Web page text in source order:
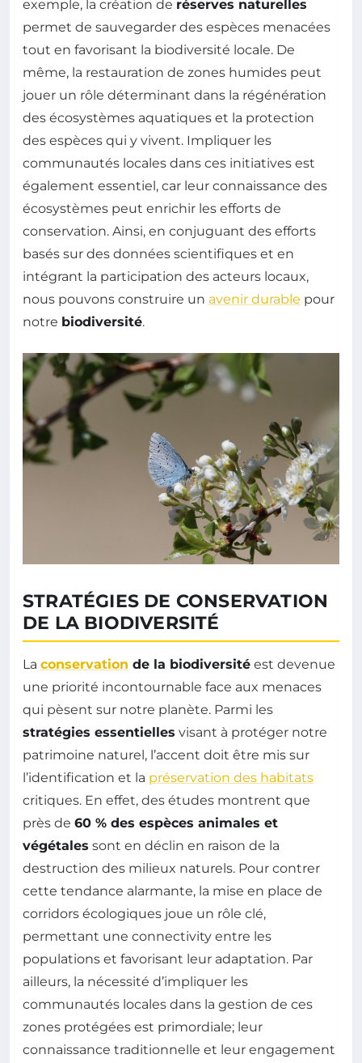
exemple, la création de réserves naturelles
permet de sauvegarder des espèces menacées
tout en favorisant la biodiversité locale. De
même, la restauration de zones humides peut
jouer un rôle déterminant dans la régénération
des écosystèmes aquatiques et la protection
des espèces qui y vivent. Impliquer les
communautés locales dans ces initiatives est
également essentiel, car leur connaissance des
écosystèmes peut enrichir les efforts de
conservation. Ainsi, en conjuguant des efforts
basés sur des données scientifiques et en
intégrant la participation des acteurs locaux,
nous pouvons construire un avenir durable pour
notre biodiversité.
STRATÉGIES DE CONSERVATION
DE LA BIODIVERSITÉ
La conservation de la biodiversité est devenue
une priorité incontournable face aux menaces
qui pèsent sur notre planète. Parmi les
stratégies essentielles visant à protéger notre
patrimoine naturel, l’accent doit être mis sur
l’identification et la préservation des habitats
critiques. En effet, des études montrent que
près de 60 % des espèces animales et
végétales sont en déclin en raison de la
destruction des milieux naturels. Pour contrer
cette tendance alarmante, la mise en place de
corridors écologiques joue un rôle clé,
permettant une connectivity entre les
populations et favorisant leur adaptation. Par
ailleurs, la nécessité d’impliquer les
communautés locales dans la gestion de ces
zones protégées est primordiale; leur
connaissance traditionnelle et leur engagement